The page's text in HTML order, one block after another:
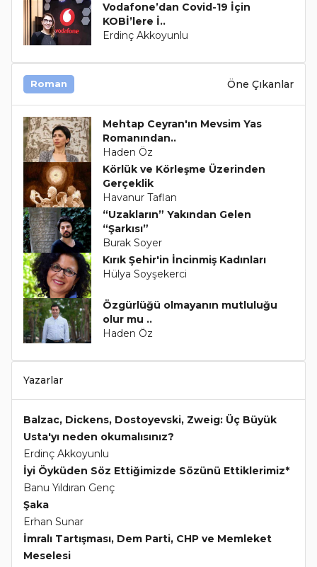
Vodafone’dan Covid-19 İçin
KOBİ’lere İ..
Erdinç Akkoyunlu
Roman Öne Çıkanlar
Mehtap Ceyran'ın Mevsim Yas
Romanından..
Haden Öz
Körlük ve Körleşme Üzerinden
Gerçeklik
Havanur Taflan
“Uzakların” Yakından Gelen
“Şarkısı”
Burak Soyer
Kırık Şehir'in İncinmiş Kadınları
Hülya Soyşekerci
Özgürlüğü olmayanın mutluluğu
olur mu ..
Haden Öz
Yazarlar
Balzac, Dickens, Dostoyevski, Zweig: Üç Büyük
Usta'yı neden okumalısınız?
Erdinç Akkoyunlu
İyi Öyküden Söz Ettiğimizde Sözünü Ettiklerimiz*
Banu Yıldıran Genç
Şaka
Erhan Sunar
İmralı Tartışması, Dem Parti, CHP ve Memleket
Meselesi